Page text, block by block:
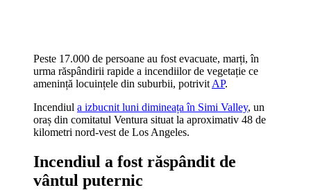
Peste 17.000 de persoane au fost evacuate, marți, în
urma răspândirii rapide a incendiilor de vegetație ce
amenință locuințele din suburbii, potrivit AP.
Incendiul a izbucnit luni dimineața în Simi Valley, un
oraș din comitatul Ventura situat la aproximativ 48 de
kilometri nord-vest de Los Angeles.
Incendiul a fost răspândit de
vântul puternic